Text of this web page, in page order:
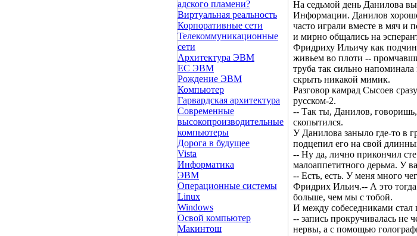
адского пламени?
Виртуальная реальность
Корпоративные сети
Телекоммуникационные
сети
Архитектура ЭВМ
ЕС ЭВМ
Рождение ЭВМ
Компьютер
Гарвардская архитектура
Современные
высокопроизводительные
компьютеры
Дорога в будущее
Vista
Инфоpматика
ЭВМ
Операционные системы
Linux
Windows
Освой компьютер
Макинтош
На седьмой день Данилова
Информации. Данилов
часто играли вместе в мяч и
и мирно общались на
Фридриху Ильичу как
живьем во плоти --
труба так сильно
скрыть никакой мимик.
Разговор камрад Сысоев
русском-2.
-- Так ты, Данилов,
скопытился.
У Данилова заныло где-то в
подцепил его на свой
-- Ну да, лично прикончил
малоаппетитного дерьма. У
-- Есть, есть. У меня много
Фридрих Ильич.-- А это
больше, чем мы с тобой.
И между собеседниками
-- запись прокручивалась не
нервы, а с помощью